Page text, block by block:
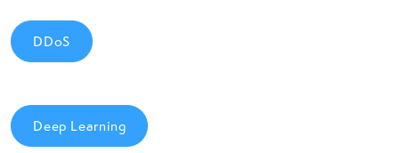
DDoS
Deep Learning